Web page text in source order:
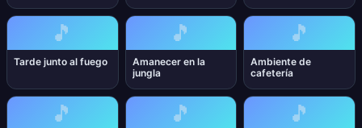
🎵
Tarde junto al fuego
🎵
Amanecer en la
jungla
🎵
Ambiente de
cafetería
🎵 🎵 🎵